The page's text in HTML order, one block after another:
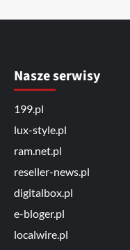
Nasze serwisy
199.pl
lux-style.pl
ram.net.pl
reseller-news.pl
digitalbox.pl
e-bloger.pl
localwire.pl